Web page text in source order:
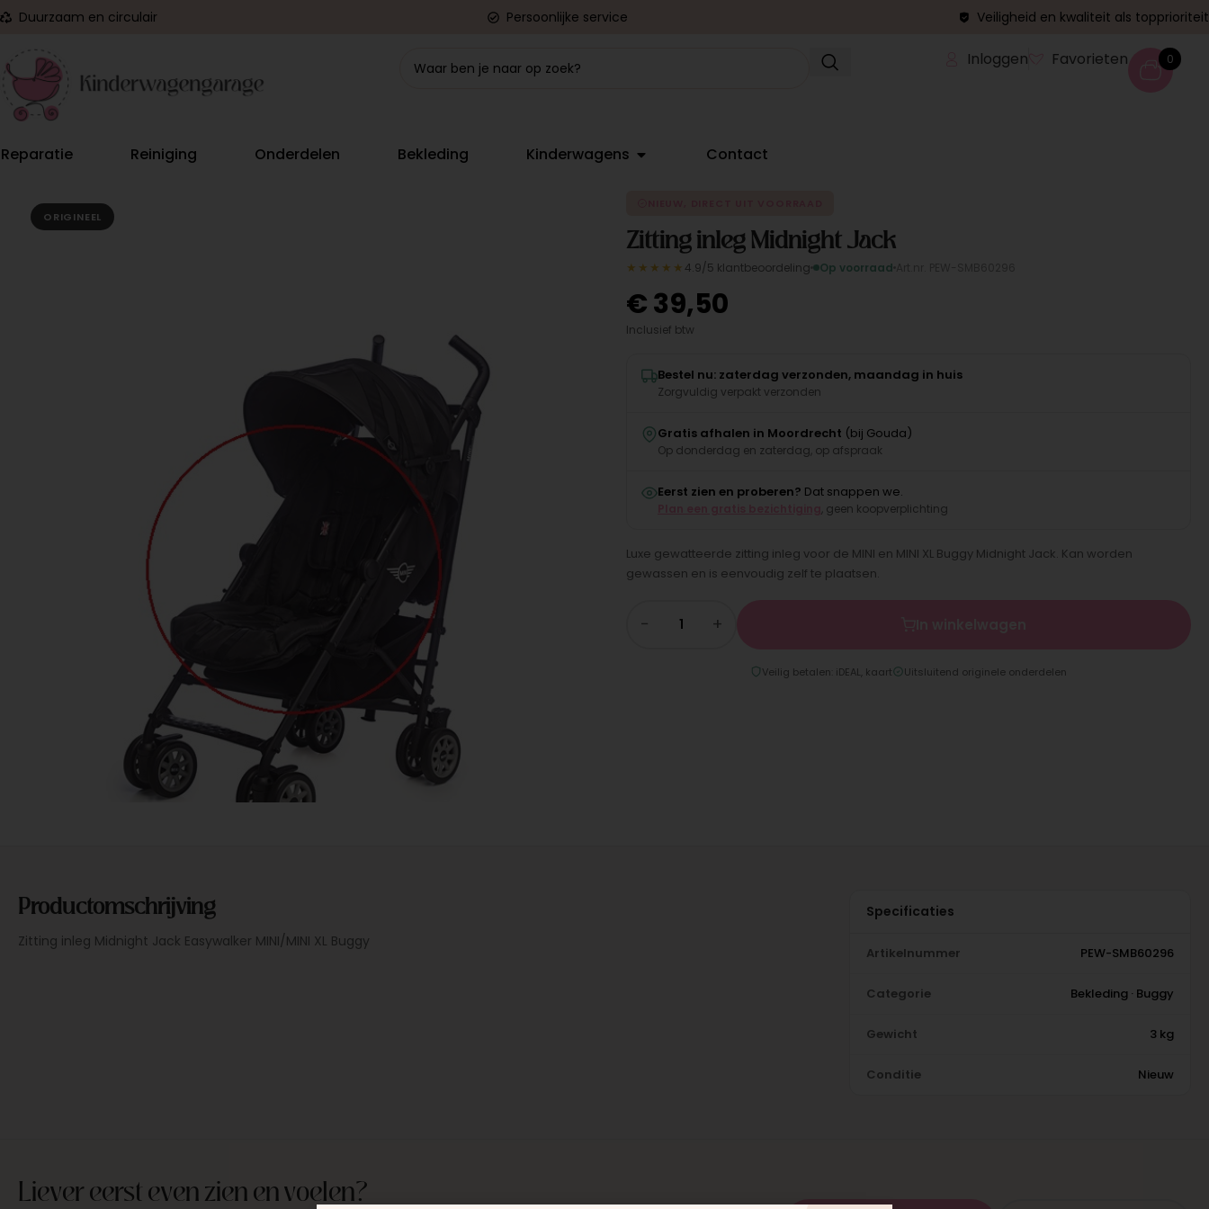
Duurzaam en circulair Persoonlijke service Veiligheid en kwaliteit als topprioriteit
Inloggen Favorieten 0
Reparatie Reiniging Onderdelen Bekleding Kinderwagens Contact
ORIGINEEL
Zitting inleg Midnight Jack
★★★★★ 4.9/5 klantbeoordeling Op voorraad
€39,50
Inclusief btw
Bestel nu: zaterdag verzonden, maandag in huis
Zorgvuldig verpakt verzonden
Gratis afhalen in Moordrecht (bij Gouda)
Op donderdag en zaterdag, op afspraak
Eerst zien en proberen? Dat snappen we.
, geen koopverplichting
Luxe gewatteerde zitting inleg voor de MINI en MINI XL Buggy Midnight Jack. Kan worden
gewassen en is eenvoudig zelf te plaatsen.
− +
Veilig betalen: iDEAL, kaart Uitsluitend originele onderdelen
Productomschrijving
Zitting inleg Midnight Jack Easywalker MINI/MINI XL Buggy
Specificaties
Artikelnummer PEW-SMB60296
Categorie Bekleding · Buggy
Gewicht 3 kg
Conditie Nieuw
Liever eerst even zien en voelen?